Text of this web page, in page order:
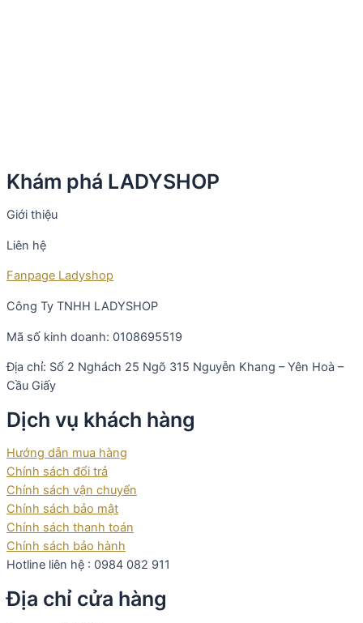
Khám phá LADYSHOP
Giới thiệu
Liên hệ
Fanpage Ladyshop
Công Ty TNHH LADYSHOP
Mã số kinh doanh: 0108695519
Địa chỉ: Số 2 Nghách 25 Ngõ 315 Nguyễn Khang – Yên Hoà –
Cầu Giấy
Dịch vụ khách hàng
Hướng dẫn mua hàng
Chính sách đổi trả
Chính sách vận chuyển
Chính sách bảo mật
Chính sách thanh toán
Chính sách bảo hành
Hotline liên hệ : 0984 082 911
Địa chỉ cửa hàng